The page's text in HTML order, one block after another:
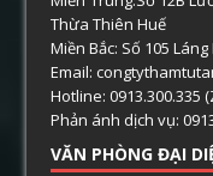
Thừa Thiên Huế
Miền Bắc: Số 105
Email:
Hotline: 0913.300.335
Phản ánh dịch vụ:
VĂN PHÒNG ĐẠI